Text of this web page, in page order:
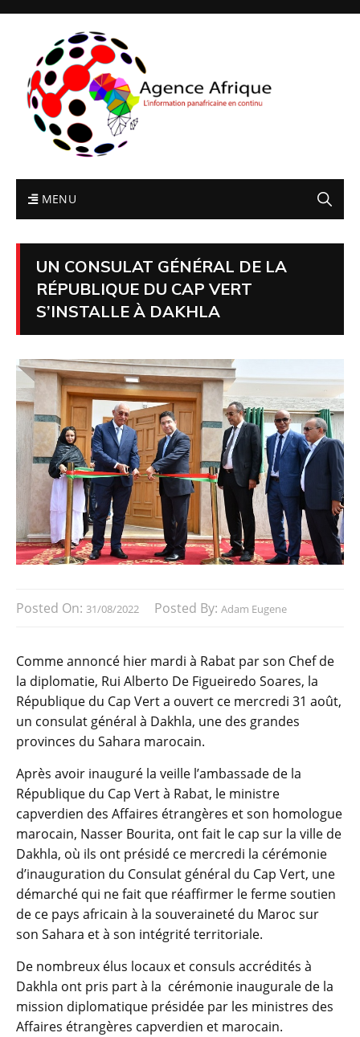
MENU
UN CONSULAT GÉNÉRAL DE LA
RÉPUBLIQUE DU CAP VERT
S’INSTALLE À DAKHLA
Posted On: 31/08/2022 Posted By: Adam Eugene
Comme annoncé hier mardi à Rabat par son Chef de
la diplomatie, Rui Alberto De Figueiredo Soares, la
République du Cap Vert a ouvert ce mercredi 31 août,
un consulat général à Dakhla, une des grandes
provinces du Sahara marocain.
Après avoir inauguré la veille l’ambassade de la
République du Cap Vert à Rabat, le ministre
capverdien des Affaires étrangères et son homologue
marocain, Nasser Bourita, ont fait le cap sur la ville de
Dakhla, où ils ont présidé ce mercredi la cérémonie
d’inauguration du Consulat général du Cap Vert, une
démarché qui ne fait que réaffirmer le ferme soutien
de ce pays africain à la souveraineté du Maroc sur
son Sahara et à son intégrité territoriale.
De nombreux élus locaux et consuls accrédités à
Dakhla ont pris part à la cérémonie inaugurale de la
mission diplomatique présidée par les ministres des
Affaires étrangères capverdien et marocain.